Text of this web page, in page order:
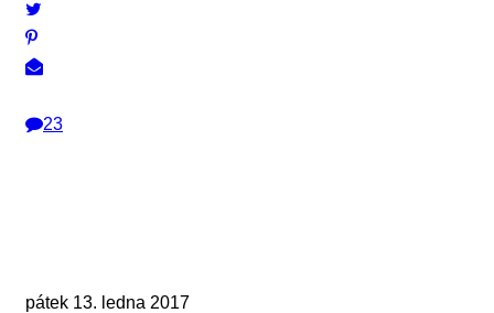
23
pátek 13. ledna 2017